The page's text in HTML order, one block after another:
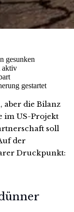
gesunken
aktiv
gestartet
die Bilanz
im US-Projekt
soll
der
Druckpunkt: